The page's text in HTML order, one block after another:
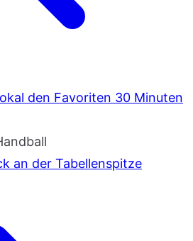
den Favoriten 30 Minuten
an der Tabellenspitze